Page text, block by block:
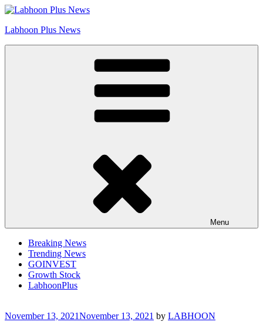
Skip
content
Labhoon Plus News
Menu
Breaking News
Trending News
GOINVEST
Growth Stock
LabhoonPlus
Posted
November 13, 2021November 13, 2021 by LABHOON